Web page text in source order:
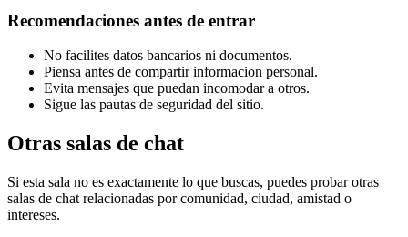
Recomendaciones antes de entrar
No facilites datos bancarios ni documentos.
Piensa antes de compartir informacion personal.
Evita mensajes que puedan incomodar a otros.
Sigue las pautas de seguridad del sitio.
Otras salas de chat
Si esta sala no es exactamente lo que buscas, puedes probar otras
salas de chat relacionadas por comunidad, ciudad, amistad o
intereses.